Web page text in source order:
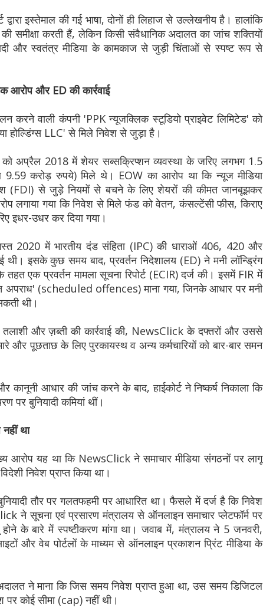
इस्तेमाल की गई भाषा, दोनों ही लिहाज से उल्लेखनीय है। हालांकि
समीक्षा करती हैं, लेकिन किसी संवैधानिक अदालत का जांच शक्तियों
और स्वतंत्र मीडिया के कामकाज से जुड़ी चिंताओं से स्पष्ट रूप से
आरोप और ED की कार्रवाई
करने वाली कंपनी 'PPK न्यूजक्लिक स्टूडियो प्राइवेट लिमिटेड' को
होल्डिंग्स LLC' से मिले निवेश से जुड़ा है।
अप्रैल 2018 में शेयर सब्सक्रिप्शन व्यवस्था के जरिए लगभग 1.5
9.59 करोड़ रुपये) मिले थे। EOW का आरोप था कि न्यूज मीडिया
(FDI) से जुड़े नियमों से बचने के लिए शेयरों की कीमत जानबूझकर
लगाया गया कि निवेश से मिले फंड को वेतन, कंसल्टेंसी फीस, किराए
इधर-उधर कर दिया गया।
2020 में भारतीय दंड संहिता (IPC) की धाराओं 406, 420 और
इसके कुछ समय बाद, प्रवर्तन निदेशालय (ED) ने मनी लॉन्ड्रिंग
एक प्रवर्तन मामला सूचना रिपोर्ट (ECIR) दर्ज की। इसमें FIR में
अपराध' (scheduled offences) माना गया, जिनके आधार पर मनी
थी।
और ज़ब्ती की कार्रवाई की, NewsClick के दफ्तरों और उससे
और पूछताछ के लिए पुरकायस्थ व अन्य कर्मचारियों को बार-बार समन
कानूनी आधार की जांच करने के बाद, हाईकोर्ट ने निष्कर्ष निकाला कि
पर बुनियादी कमियां थीं।
था
आरोप यह था कि NewsClick ने समाचार मीडिया संगठनों पर लागू
निवेश प्राप्त किया था।
तौर पर गलतफहमी पर आधारित था। फैसले में दर्ज है कि निवेश
ने सूचना एवं प्रसारण मंत्रालय से ऑनलाइन समाचार प्लेटफॉर्म पर
होने के बारे में स्पष्टीकरण मांगा था। जवाब में, मंत्रालय ने 5 जनवरी,
और वेब पोर्टलों के माध्यम से ऑनलाइन प्रकाशन प्रिंट मीडिया के
ने माना कि जिस समय निवेश प्राप्त हुआ था, उस समय डिजिटल
पर कोई सीमा (cap) नहीं थी।